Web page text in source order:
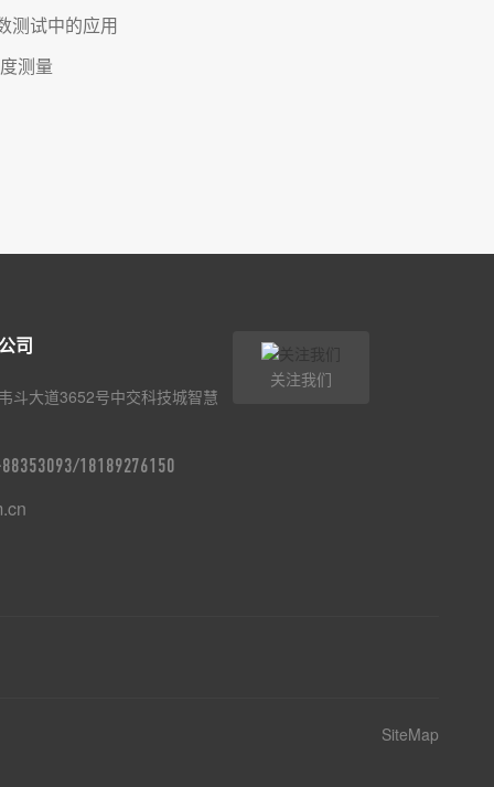
测试中的应用
测量
司
斗大道3652号中交科技城智慧
18189276150
关注我们
SiteMap